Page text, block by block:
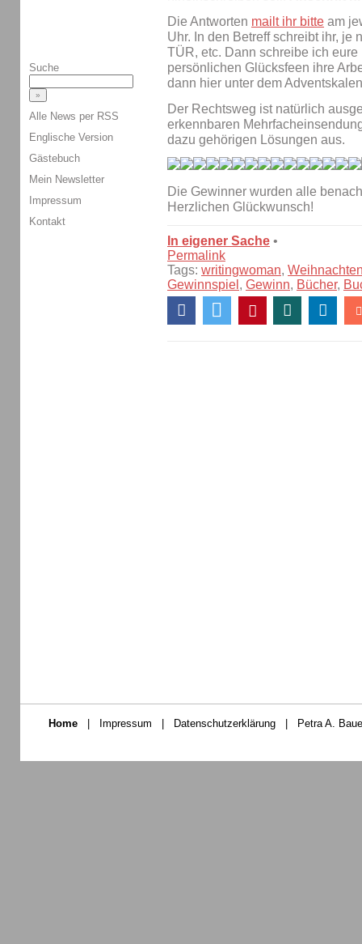
Die Antworten mailt ihr bitte am
Uhr. In den Betreff schreibt ihr,
TÜR, etc. Dann schreibe ich
persönlichen Glücksfeen ihre
dann hier unter dem
Der Rechtsweg ist natürlich
erkennbaren
dazu gehörigen Lösungen aus.
Die Gewinner wurden alle
Herzlichen Glückwunsch!
In eigener Sache •
Permalink
Tags: writingwoman,
Gewinnspiel , Gewinn, Bücher,
Suche
Alle News per RSS
Englische Version
Gästebuch
Mein Newsletter
Impressum
Kontakt
Home | Impressum | Datenschutzerklärung | Petra A.